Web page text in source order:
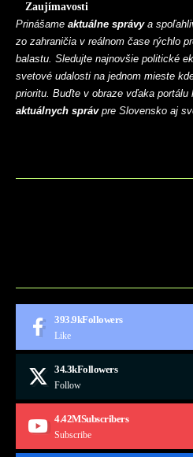
Zaujímavosti
Prinášame aktuálne správya
zo zahraničia v reálnom čase rýchlo
balastu. Sledujte najnovšie politické
svetové udalosti na jednom mieste
prioritu. Buďte v obraze vďaka
aktuálnych správpre Slovensko aj
393.9kFollowers
Like
34.3kFollowers
Follow
4.42MSubscribers
Subscribe